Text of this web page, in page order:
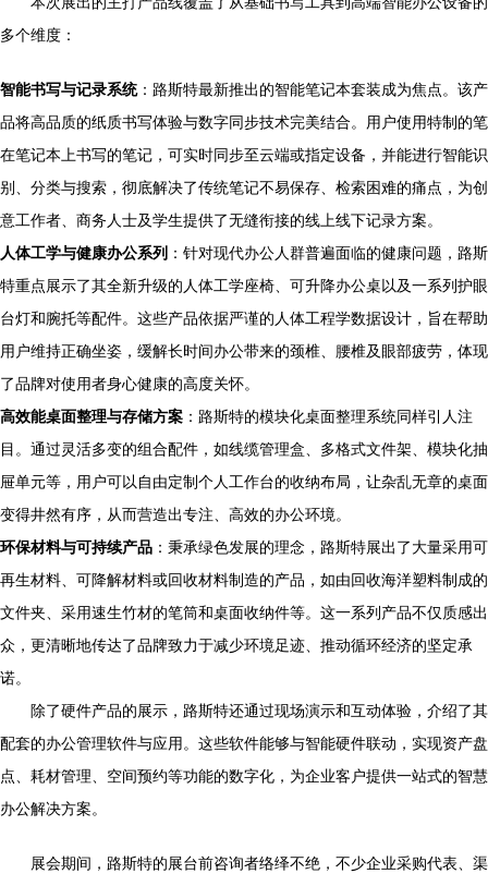
多个维度：
智能书写与记录系统：路斯特最新推出的智能笔记本套装成为焦点。该产
品将高品质的纸质书写体验与数字同步技术完美结合。用户使用特制的笔
在笔记本上书写的笔记，可实时同步至云端或指定设备，并能进行智能识
别、分类与搜索，彻底解决了传统笔记不易保存、检索困难的痛点，为创
意工作者、商务人士及学生提供了无缝衔接的线上线下记录方案。
人体工学与健康办公系列 ：针对现代办公人群普遍面临的健康问题，路斯
特重点展示了其全新升级的人体工学座椅、可升降办公桌以及一系列护眼
台灯和腕托等配件。这些产品依据严谨的人体工程学数据设计，旨在帮助
用户维持正确坐姿，缓解长时间办公带来的颈椎、腰椎及眼部疲劳，体现
了品牌对使用者身心健康的高度关怀。
高效能桌面整理与存储方案 ：路斯特的模块化桌面整理系统同样引人注
目。通过灵活多变的组合配件，如线缆管理盒、多格式文件架、模块化抽
屉单元等，用户可以自由定制个人工作台的收纳布局，让杂乱无章的桌面
变得井然有序，从而营造出专注、高效的办公环境。
环保材料与可持续产品 ：秉承绿色发展的理念，路斯特展出了大量采用可
再生材料、可降解材料或回收材料制造的产品，如由回收海洋塑料制成的
文件夹、采用速生竹材的笔筒和桌面收纳件等。这一系列产品不仅质感出
众，更清晰地传达了品牌致力于减少环境足迹、推动循环经济的坚定承
诺。
除了硬件产品的展示，路斯特还通过现场演示和互动体验，介绍了其
配套的办公管理软件与应用。这些软件能够与智能硬件联动，实现资产盘
点、耗材管理、空间预约等功能的数字化，为企业客户提供一站式的智慧
办公解决方案。
展会期间，路斯特的展台前咨询者络绎不绝，不少企业采购代表、渠